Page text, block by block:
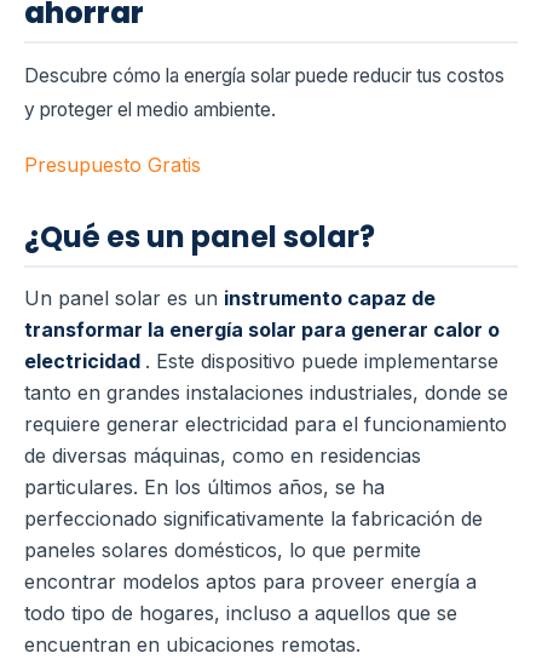
ahorrar
Descubre cómo la energía solar puede reducir tus costos
y proteger el medio ambiente.
Presupuesto Gratis
¿Qué es un panel solar?
Un panel solar es un instrumento capaz de
transformar la energía solar para generar calor o
electricidad . Este dispositivo puede implementarse
tanto en grandes instalaciones industriales, donde se
requiere generar electricidad para el funcionamiento
de diversas máquinas, como en residencias
particulares. En los últimos años, se ha
perfeccionado significativamente la fabricación de
paneles solares domésticos, lo que permite
encontrar modelos aptos para proveer energía a
todo tipo de hogares, incluso a aquellos que se
encuentran en ubicaciones remotas.